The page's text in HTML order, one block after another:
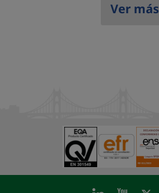
Ver más